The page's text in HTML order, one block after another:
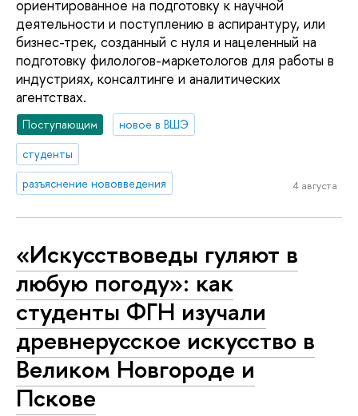
ориентированное на подготовку к научной
деятельности и поступлению в аспирантуру, или
бизнес-трек, созданный с нуля и нацеленный на
подготовку филологов-маркетологов для работы в
индустриях, консалтинге и аналитических
агентствах.
Поступающим
новое в ВШЭ
студенты
разъяснение нововведения
4 августа
«Искусствоведы гуляют в
любую погоду»: как
студенты ФГН изучали
древнерусское искусство в
Великом Новгороде и
Пскове